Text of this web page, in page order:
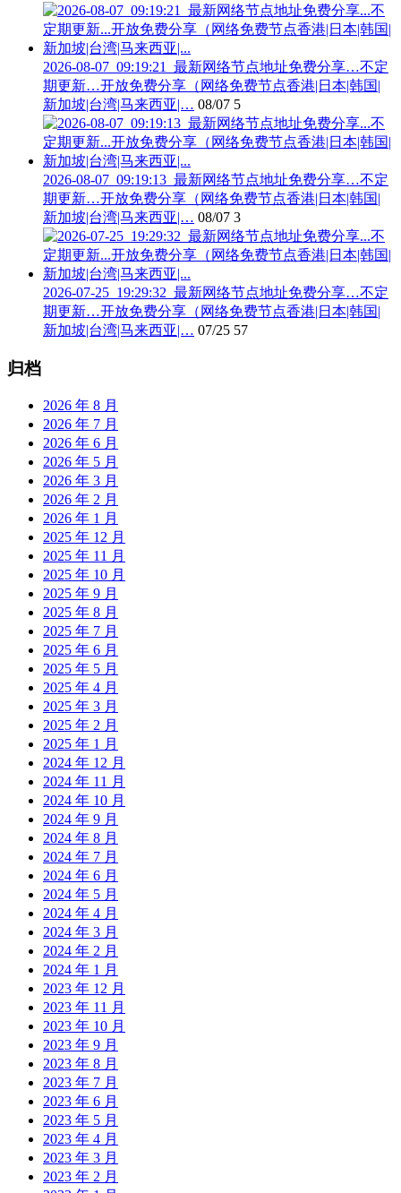
2026-08-07_09:19:21_最新网络节点地址免费分享…不定
期更新…开放免费分享（网络免费节点香港|日本|韩国|
新加坡|台湾|马来西亚|… 08/07 5
2026-08-07_09:19:13_最新网络节点地址免费分享…不定
期更新…开放免费分享（网络免费节点香港|日本|韩国|
新加坡|台湾|马来西亚|… 08/07 3
2026-07-25_19:29:32_最新网络节点地址免费分享…不定
期更新…开放免费分享（网络免费节点香港|日本|韩国|
新加坡|台湾|马来西亚|… 07/25 57
归档
2026 年 8 月
2026 年 7 月
2026 年 6 月
2026 年 5 月
2026 年 3 月
2026 年 2 月
2026 年 1 月
2025 年 12 月
2025 年 11 月
2025 年 10 月
2025 年 9 月
2025 年 8 月
2025 年 7 月
2025 年 6 月
2025 年 5 月
2025 年 4 月
2025 年 3 月
2025 年 2 月
2025 年 1 月
2024 年 12 月
2024 年 11 月
2024 年 10 月
2024 年 9 月
2024 年 8 月
2024 年 7 月
2024 年 6 月
2024 年 5 月
2024 年 4 月
2024 年 3 月
2024 年 2 月
2024 年 1 月
2023 年 12 月
2023 年 11 月
2023 年 10 月
2023 年 9 月
2023 年 8 月
2023 年 7 月
2023 年 6 月
2023 年 5 月
2023 年 4 月
2023 年 3 月
2023 年 2 月